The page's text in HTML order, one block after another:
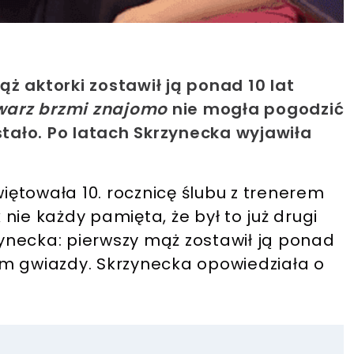
aktorki zostawił ją ponad 10 lat
brzmi znajomo nie mogła pogodzić
Po latach Skrzynecka wyjawiła
10. rocznicę ślubu z trenerem
każdy pamięta, że był to już drugi
pierwszy mąż zostawił ją ponad
gwiazdy. Skrzynecka opowiedziała o